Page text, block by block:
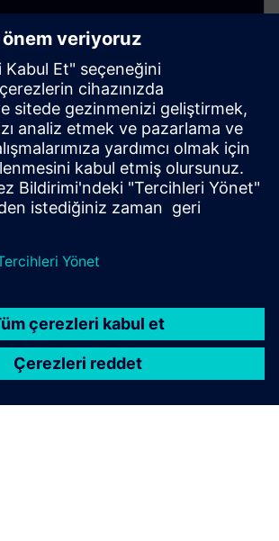
yönetimi
geçen kapsamlı bir tesis yönetimi
Akıllı bir şekilde yönetilen bir tesis
yönetin.